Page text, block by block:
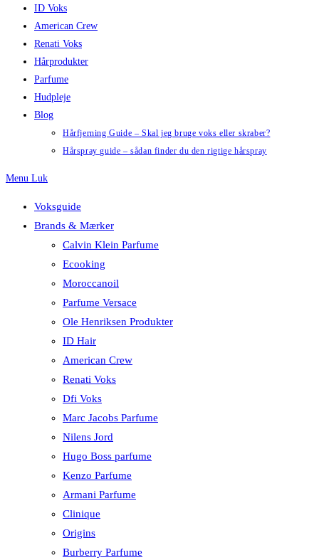
ID Voks
American Crew
Renati Voks
Hårprodukter
Parfume
Hudpleje
Blog
Hårfjerning Guide – Skal jeg bruge voks eller skraber?
Hårspray guide – sådan finder du den rigtige hårspray
Menu Luk
Voksguide
Brands & Mærker
Calvin Klein Parfume
Ecooking
Moroccanoil
Parfume Versace
Ole Henriksen Produkter
ID Hair
American Crew
Renati Voks
Dfi Voks
Marc Jacobs Parfume
Nilens Jord
Hugo Boss parfume
Kenzo Parfume
Armani Parfume
Clinique
Origins
Burberry Parfume